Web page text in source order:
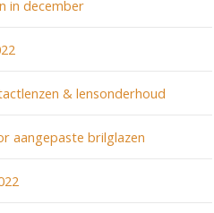
in december
& lensonderhoud
aangepaste brilglazen